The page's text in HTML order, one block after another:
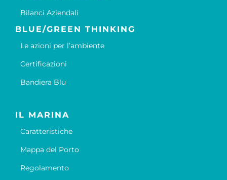
Bilanci Aziendali
BLUE/GREEN THINKING
Le azioni per l’ambiente
Certificazioni
Bandiera Blu
IL MARINA
Caratteristiche
Mappa del Porto
Regolamento